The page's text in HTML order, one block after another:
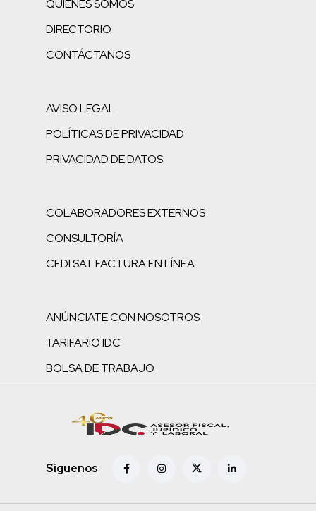
QUIENES SOMOS
DIRECTORIO
CONTÁCTANOS
AVISO LEGAL
POLÍTICAS DE PRIVACIDAD
PRIVACIDAD DE DATOS
COLABORADORES EXTERNOS
CONSULTORÍA
CFDI SAT FACTURA EN LÍNEA
ANÚNCIATE CON NOSOTROS
TARIFARIO IDC
BOLSA DE TRABAJO
Siguenos